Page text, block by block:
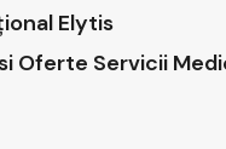
Elytis
Oferte Servicii